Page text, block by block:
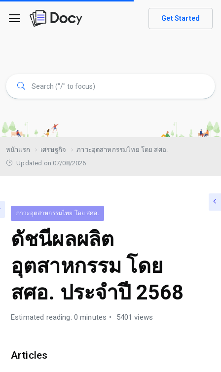
Get Started
หน้าแรก เศรษฐกิจ
ภาวะอุตสาหกรรมไทย โดย สศอ.
Updated on 07/08/2026
ภาวะอุตสาหกรรมไทย โดย สศอ.
ดัชนีผลผลิต
อุตสาหกรรม โดย
สศอ. ประจำปี 2568
Estimated reading: 0 minutes 5401 views
Articles